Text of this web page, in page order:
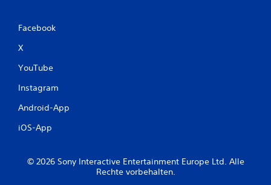
Facebook
X
YouTube
Instagram
Android-App
iOS-App
© 2026 Sony Interactive Entertainment Europe Ltd. Alle
Rechte vorbehalten.